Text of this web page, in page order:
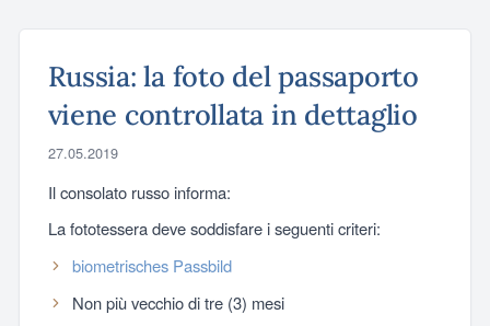
Russia: la foto del passaporto
viene controllata in dettaglio
27.05.2019
Il consolato russo informa:
La fototessera deve soddisfare i seguenti criteri:
biometrisches Passbild
Non più vecchio di tre (3) mesi